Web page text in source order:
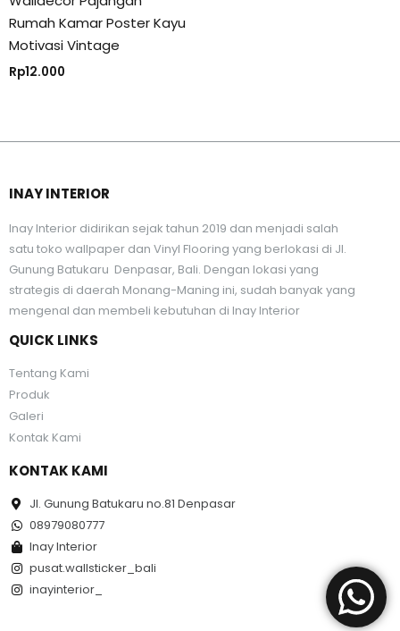
Rumah Kamar Poster Kayu
Motivasi Vintage
Rp12.000
INAY INTERIOR
Inay Interior didirikan sejak tahun 2019 dan menjadi salah
satu toko wallpaper dan Vinyl Flooring yang berlokasi di Jl.
Gunung Batukaru Denpasar, Bali. Dengan lokasi yang
strategis di daerah Monang-Maning ini, sudah banyak yang
mengenal dan membeli kebutuhan di Inay Interior
QUICK LINKS
Tentang Kami
Produk
Galeri
Kontak Kami
KONTAK KAMI
Jl. Gunung Batukaru no.81 Denpasar
08979080777
Inay Interior
pusat.wallsticker_bali
inayinterior_